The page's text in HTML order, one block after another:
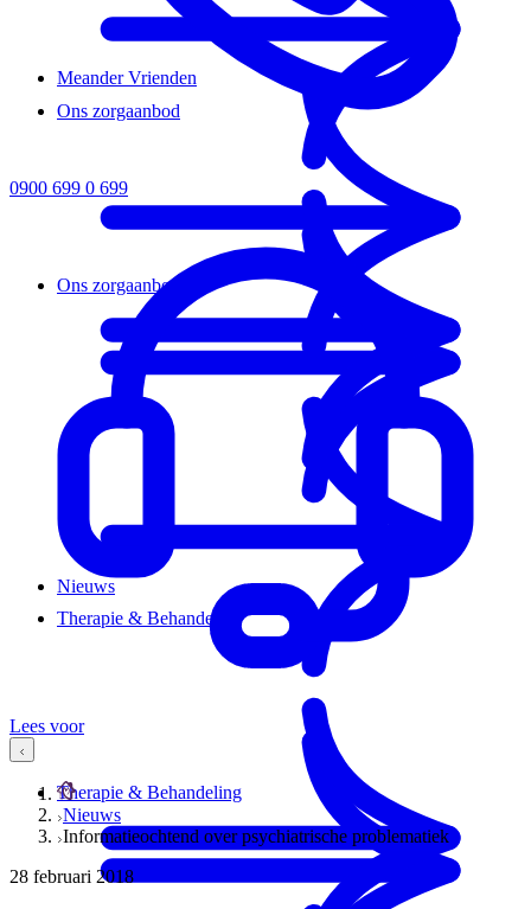
Ons zorgaanbod
Therapie & Behandeling
Ons zorgaanbod
Therapie & Behandeling
Meander Vrienden
Nieuws
0900 699 0 699
Lees voor
Nieuws
Informatieochtend over psychiatrische problematiek
28 februari 2018